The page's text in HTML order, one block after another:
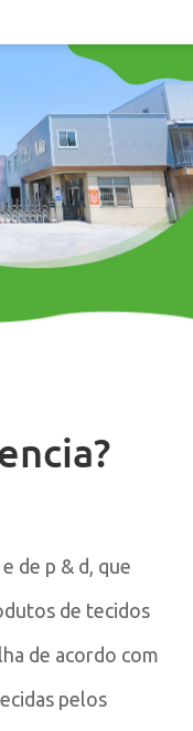
de p & d, que
de tecidos
de acordo com
pelos